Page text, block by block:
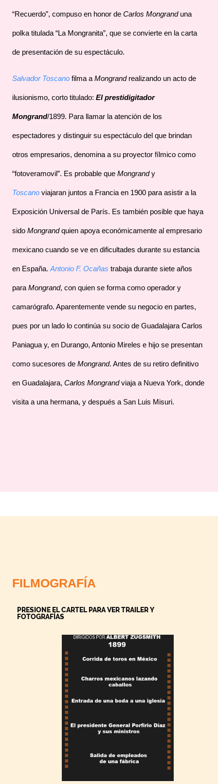
“Recuerdo”, compuso en honor de Carlos Mongrand una
polka titulada “La Mongranita”, que se convierte en la carta
de presentación de su espectáculo.
Salvador Toscano filma a Mongrandrealizando un acto de
ilusionismo, corto titulado: El prestidigitador
Mongrand/1899. Para llamar la atención de los
espectadores y distinguir su espectáculo del que brindan
otros empresarios, denomina a su proyector fílmico como
“fotoveramovil”. Es probable que Mongrandy
Toscano viajaran juntos a Francia en 1900 para asistir a la
Exposición Universal de París. Es también posible que haya
sido Mongrandquien apoya económicamente al empresario
mexicano cuando se ve en dificultades durante su estancia
en España. Antonio F. Ocañas trabaja durante siete años
para Mongrand, con quien se forma como operador y
camarógrafo. Aparentemente vende su negocio en partes,
pues por un lado lo continúa su socio de Guadalajara Carlos
Paniagua y, en Durango, Antonio Mireles e hijo se presentan
como sucesores de Mongrand. Antes de su retiro definitivo
en Guadalajara, Carlos Mongrandviaja a Nueva York, donde
visita a una hermana, y después a San Luis Misuri.
FILMOGRAFÍA
PRESIONE EL CARTEL PARA VER TRAILER Y
FOTOGRAFÍAS